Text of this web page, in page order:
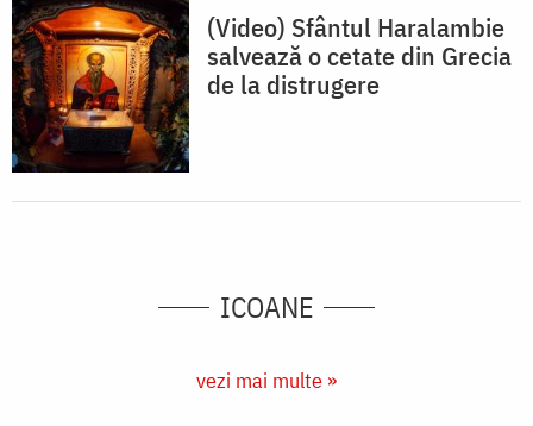
(Video) Sfântul Haralambie
salvează o cetate din Grecia
de la distrugere
ICOANE
vezi mai multe »